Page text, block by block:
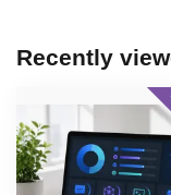
Recently